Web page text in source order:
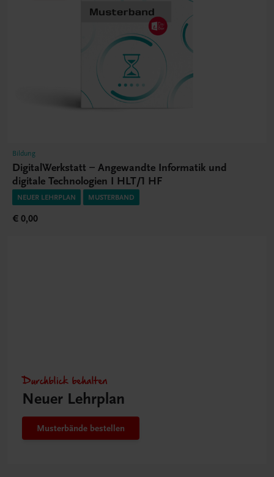
Bildung
DigitalWerkstatt – Angewandte Informatik und
digitale Technologien I HLT/1 HF
NEUER LEHRPLAN MUSTERBAND
€ 0,00
Durchblick behalten
Neuer Lehrplan
Musterbände bestellen